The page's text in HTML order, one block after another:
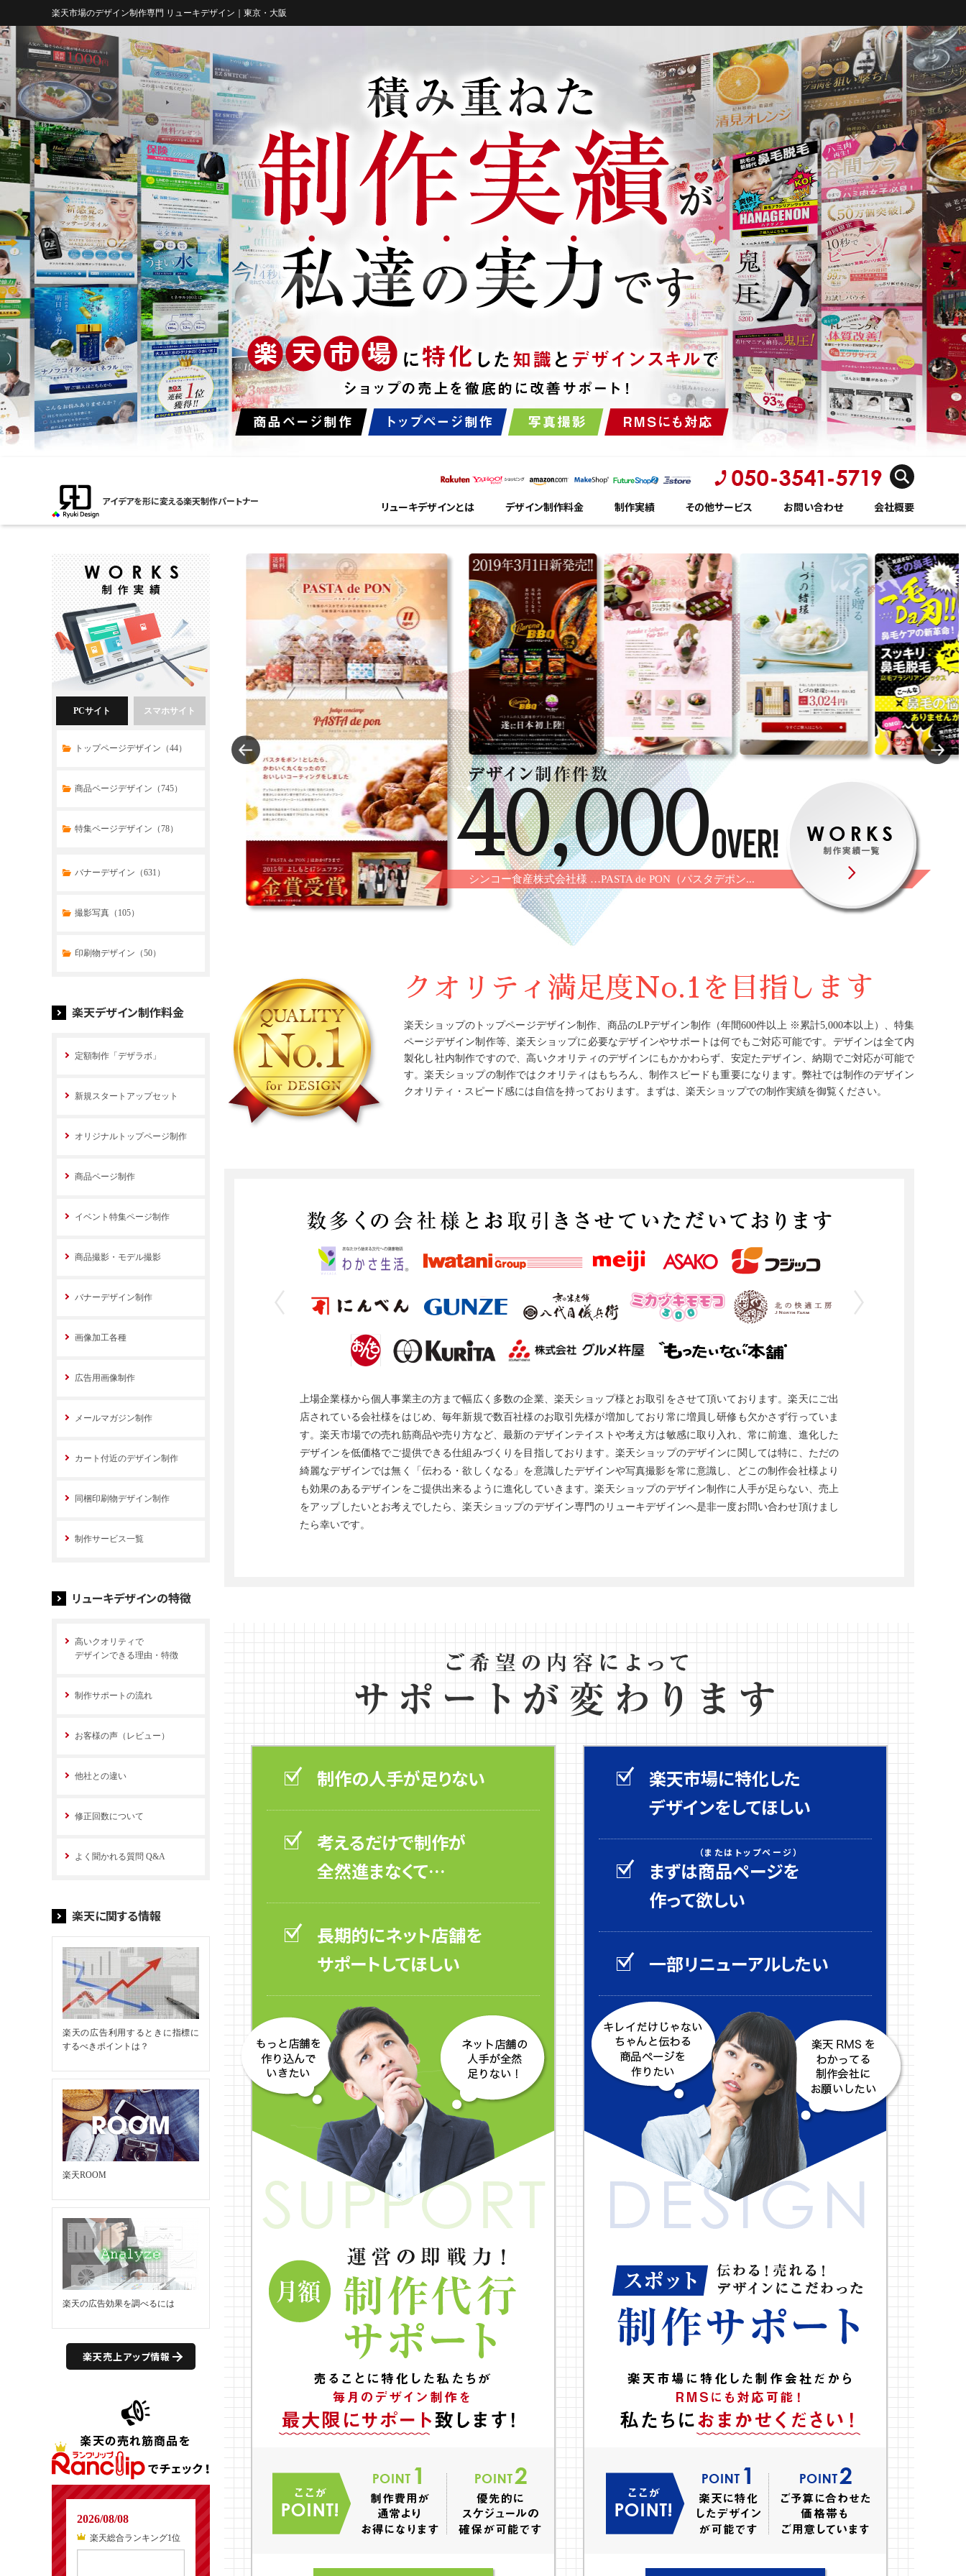
楽天市場のデザイン制作専門 リューキデザイン｜東京・大阪
アイデアを形に変える楽天制作パートナー リューキデザインとは デザイン制作料金 制作実績 その他サービス お問い合わせ 会社概要
40,000
シンコー食産株式会社様 …PASTA de PON（パスタデポン...
クオリティ満足度No.1を目指します
楽天ショップのトップページデザイン制作、商品のLPデザイン制作（年間600件以上 ※累計5,000本以上）、特集
ページデザイン制作等、楽天ショップに必要なデザインやサポートは何でもご対応可能です。デザインは全て内
製化し社内制作ですので、高いクオリティのデザインにもかかわらず、安定たデザイン、納期でご対応が可能で
す。楽天ショップの制作ではクオリティはもちろん、制作スピードも重要になります。弊社では制作のデザイン
クオリティ・スピード感には自信を持っております。まずは、楽天ショップでの制作実績を御覧ください。
上場企業様から個人事業主の方まで幅広く多数の企業、楽天ショップ様とお取引をさせて頂いております。楽天にご出
店されている会社様をはじめ、毎年新規で数百社様のお取引先様が増加しており常に増員し研修も欠かさず行っていま
す。楽天市場での売れ筋商品や売り方など、最新のデザインテイストや考え方は敏感に取り入れ、常に前進、進化した
デザインを低価格でご提供できる仕組みづくりを目指しております。楽天ショップのデザインに関しては特に、ただの
綺麗なデザインでは無く「伝わる・欲しくなる」を意識したデザインや写真撮影を常に意識し、どこの制作会社様より
も効果のあるデザインをご提供出来るように進化していきます。楽天ショップのデザイン制作に人手が足らない、売上
をアップしたいとお考えでしたら、楽天ショップのデザイン専門のリューキデザインへ是非一度お問い合わせ頂けまし
たら幸いです。
制作の人手が足りない
考えるだけで制作が
全然進まなくて…
長期的にネット店舗を
サポートしてほしい
楽天市場に特化した
デザインをしてほしい
まずは商品ページを
（またはトップページ）
作って欲しい
一部リニューアルしたい
PCサイト
トップページデザイン（44）
商品ページデザイン（745）
特集ページデザイン（78）
スマホサイト
トップページデザイン（32）
商品ページデザイン（769）
特集ページデザイン（59）
バナーデザイン（631）
撮影写真（105）
印刷物デザイン（50）
楽天デザイン制作料金
定額制作「デザラボ」
新規スタートアップセット
オリジナルトップページ制作
商品ページ制作
イベント特集ページ制作
商品撮影・モデル撮影
バナーデザイン制作
画像加工各種
広告用画像制作
メールマガジン制作
カート付近のデザイン制作
同梱印刷物デザイン制作
制作サービス一覧
リューキデザインの特徴
高いクオリティで
デザインできる理由・特徴
制作サポートの流れ
お客様の声（レビュー）
他社との違い
修正回数について
よく聞かれる質問 Q&A
楽天に関する情報
楽天の広告利用するときに指標に
するべきポイントは？
楽天ROOM
楽天の広告効果を調べるには
楽天売上アップ情報
2026/08/08
楽天総合ランキング1位